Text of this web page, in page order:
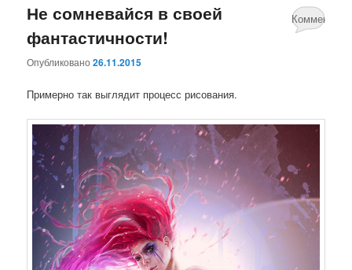
Не сомневайся в своей
фантастичности!
Опубликовано26.11.2015
Примерно так выглядит процесс рисования.